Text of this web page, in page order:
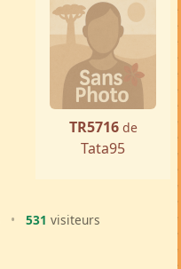
TR5716 de
Tata95
• 531 visiteurs